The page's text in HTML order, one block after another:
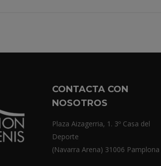
CONTACTA CON
NOSOTROS
Plaza Aizagerria, 1. 3º Casa del
Deporte
(Navarra Arena) 31006 Pamplona